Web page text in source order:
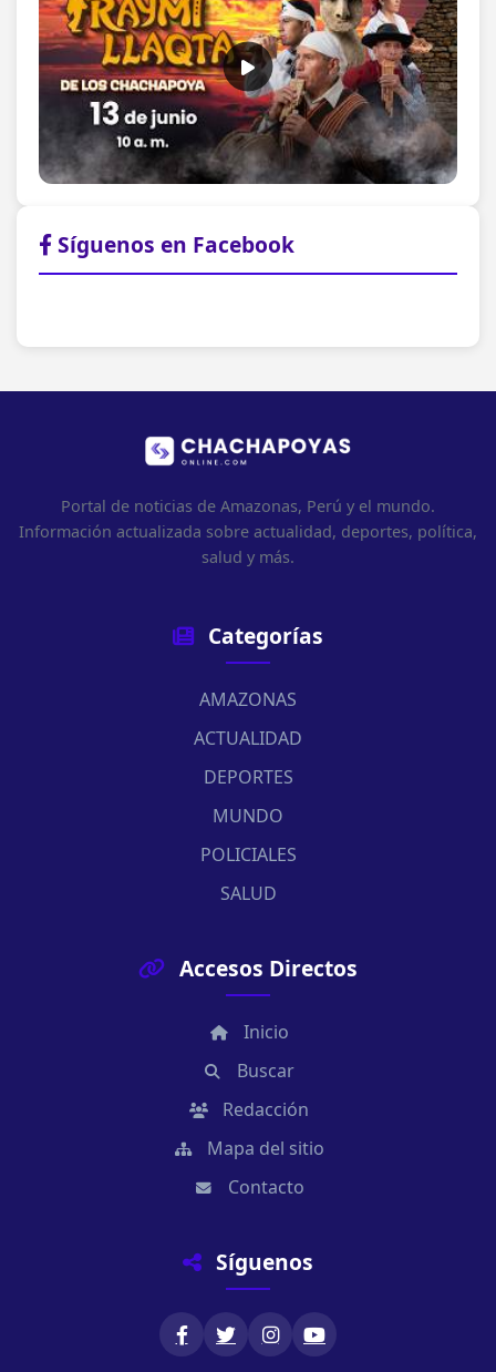
Síguenos en Facebook
Portal de noticias de Amazonas, Perú y el mundo.
Información actualizada sobre actualidad, deportes, política,
salud y más.
Categorías
AMAZONAS
ACTUALIDAD
DEPORTES
MUNDO
POLICIALES
SALUD
Accesos Directos
Inicio
Buscar
Redacción
Mapa del sitio
Contacto
Síguenos